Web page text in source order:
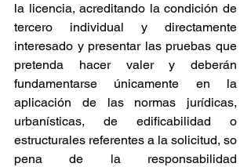
la licencia, acreditando la condición de
tercero individual y directamente
interesado y presentar las pruebas que
pretenda hacer valer y deberán
fundamentarse únicamente en la
aplicación de las normas jurídicas,
urbanísticas, de edificabilidad o
estructurales referentes a la solicitud, so
pena de la responsabilidad